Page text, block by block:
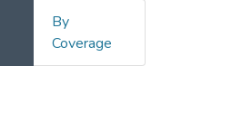
By
Coverage